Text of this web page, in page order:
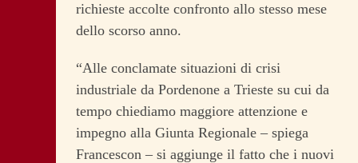
richieste accolte confronto allo stesso mese
dello scorso anno.
“Alle conclamate situazioni di crisi
industriale da Pordenone a Trieste su cui da
tempo chiediamo maggiore attenzione e
impegno alla Giunta Regionale – spiega
Francescon – si aggiunge il fatto che i nuovi